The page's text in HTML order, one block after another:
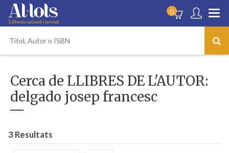
0
Cerca de LLIBRES DE L'AUTOR:
delgado josep francesc
3 Resultats